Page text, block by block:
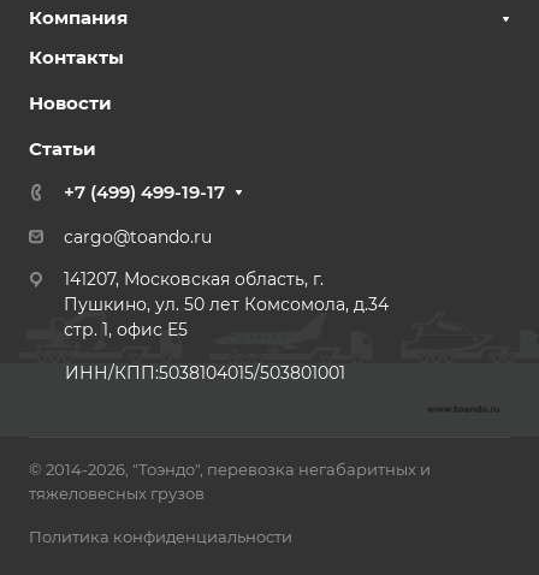
Компания
Контакты
Новости
Статьи
+7 (499) 499-19-17
cargo@toando.ru
141207, Московская область, г.
Пушкино, ул. 50 лет Комсомола, д.34
стр. 1, офис E5
ИНН/КПП:5038104015/503801001
© 2014-2026, "Тоэндо", перевозка негабаритных и
тяжеловесных грузов
Политика конфиденциальности